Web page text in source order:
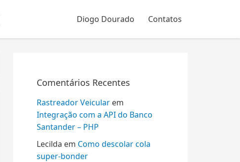
Diogo Dourado Contatos
Comentários Recentes
Rastreador Veicular em
Integração com a API do Banco
Santander – PHP
Lecilda em Como descolar cola
super-bonder